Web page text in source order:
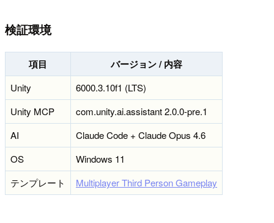
検証環境
項目 バージョン / 内容
Unity
6000.3.10f1 (LTS)
Unity MCP
com.unity.ai.assistant 2.0.0-pre.1
AI
Claude Code + Claude Opus 4.6
OS
Windows 11
テンプレート
Multiplayer Third Person Gameplay